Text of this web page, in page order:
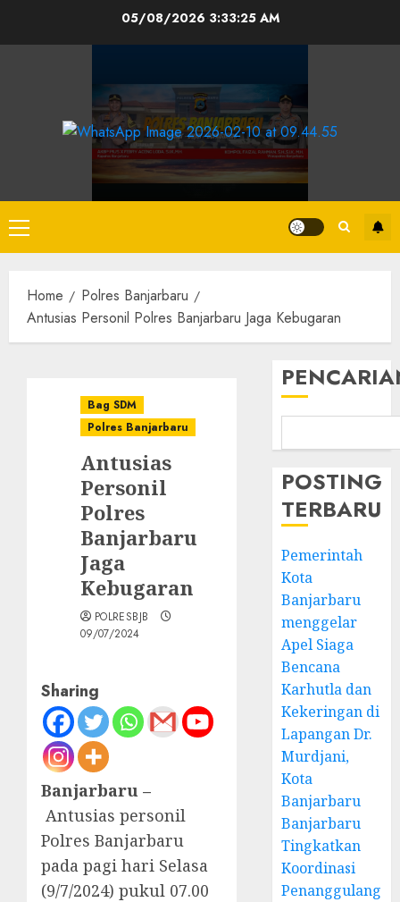
05/08/2026 3:33:25 AM
Home
Polres Banjarbaru
Antusias Personil Polres Banjarbaru Jaga Kebugaran
Bag SDM
Polres Banjarbaru
Antusias
Personil
Polres
Banjarbaru
Jaga
Kebugaran
POLRESBJB
09/07/2024
Sharing
Banjarbaru –
Antusias personil
Polres Banjarbaru
pada pagi hari Selasa
(9/7/2024) pukul 07.00
POSTING
TERBARU
Pemerintah
Kota
Banjarbaru
menggelar
Apel Siaga
Bencana
Karhutla dan
Kekeringan di
Lapangan Dr.
Murdjani,
Kota
Banjarbaru
Banjarbaru
Tingkatkan
Koordinasi
Penanggulang